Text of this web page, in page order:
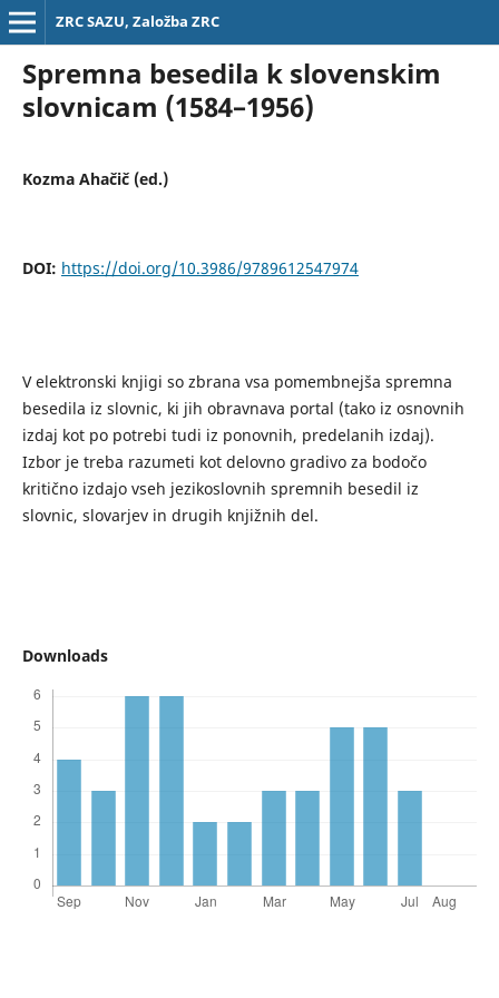
ZRC SAZU, Založba ZRC
Spremna besedila k slovenskim
slovnicam (1584–1956)
Kozma Ahačič (ed.)
DOI: https://doi.org/10.3986/9789612547974
V elektronski knjigi so zbrana vsa pomembnejša spremna
besedila iz slovnic, ki jih obravnava portal (tako iz osnovnih
izdaj kot po potrebi tudi iz ponovnih, predelanih izdaj).
Izbor je treba razumeti kot delovno gradivo za bodočo
kritično izdajo vseh jezikoslovnih spremnih besedil iz
slovnic, slovarjev in drugih knjižnih del.
Downloads